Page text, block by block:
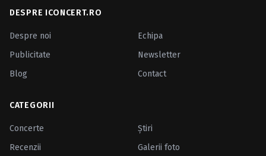
DESPRE ICONCERT.RO
Despre noi
Echipa
Publicitate
Newsletter
Blog
Contact
CATEGORII
Concerte
Ştiri
Recenzii
Galerii foto